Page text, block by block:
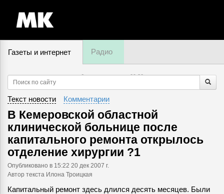
Газеты и интернет Радио
6 августа, четверг,09:20
Текст новости Комментарии
В Кемеровской областной
клинической больнице после
капитального ремонта открылось
отделение хирургии ?1
Опубликовано в 15:22 20 дек 2007 г.
Автор текста Илона Троицкая
Капитальный ремонт здесь длился десять месяцев. Были